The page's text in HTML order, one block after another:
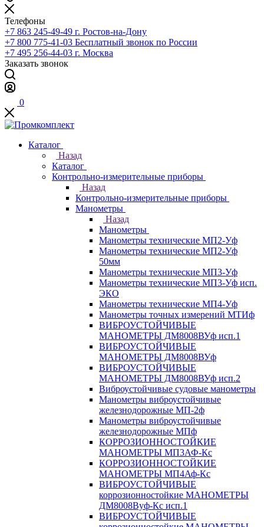
Телефоны
+7 863 245-49-49 г. Ростов-на-Дону
+7 800 775-41-03 Бесплатный звонок по России
+7 495 256-44-03 г. Москва
Заказать звонок
0
Каталог
Назад
Каталог
Контрольно-измерительные приборы
Назад
Контрольно-измерительные приборы
Манометры
Назад
Манометры
Манометры технические МП2-Уф
Манометры технические МП2-Уф
50мм
Манометры технические МП3-Уф
Манометры технические МП3-Уф исп.
ЭКО
Манометры технические МП4-Уф
Манометры точных измерений МТИф
ВИБРОУСТОЙЧИВЫЕ
МАНОМЕТРЫ ДМ8008ВУф исп.1
ВИБРОУСТОЙЧИВЫЕ
МАНОМЕТРЫ ДМ8008ВУф
ВИБРОУСТОЙЧИВЫЕ
МАНОМЕТРЫ ДМ8008ВУф исп.2
Виброустойчивые судовые манометры
Манометры виброустойчивые
железнодорожные МП-2ф
Манометры виброустойчивые
железнодорожные МПф
КОРРОЗИОННОСТОЙКИЕ
МАНОМЕТРЫ МП3АФ-Кс
КОРРОЗИОННОСТОЙКИЕ
МАНОМЕТРЫ МП4Аф-Кс
ВИБРОУСТОЙЧИВЫЕ
коррозионностойкие МАНОМЕТРЫ
ДМ8008Вуф-Кс исп.1
ВИБРОУСТОЙЧИВЫЕ